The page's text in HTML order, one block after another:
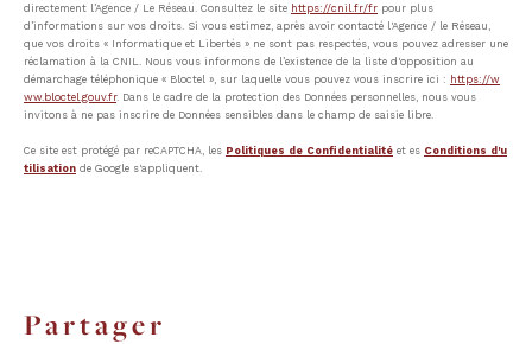
directement l’Agence / Le Réseau. Consultez le site https://cnil.fr/fr pour plus
d’informations sur vos droits. Si vous estimez, après avoir contacté l'Agence / le Réseau,
que vos droits « Informatique et Libertés » ne sont pas respectés, vous pouvez adresser une
réclamation à la CNIL. Nous vous informons de l’existence de la liste d'opposition au
démarchage téléphonique « Bloctel », sur laquelle vous pouvez vous inscrire ici : https://w
ww.bloctel.gouv.fr. Dans le cadre de la protection des Données personnelles, nous vous
invitons à ne pas inscrire de Données sensibles dans le champ de saisie libre.
Ce site est protégé par reCAPTCHA, les Politiques de Confidentialité et es Conditions d'u
tilisation de Google s'appliquent.
partager